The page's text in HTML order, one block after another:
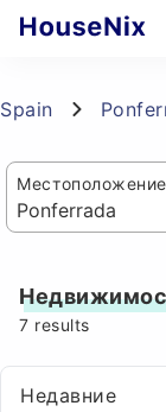
Spain
Местоположение
7 results
Недавние